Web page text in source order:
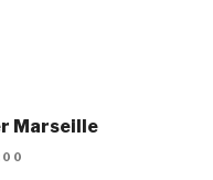
Marseille